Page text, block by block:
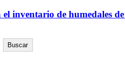
inventario de humedales
Buscar